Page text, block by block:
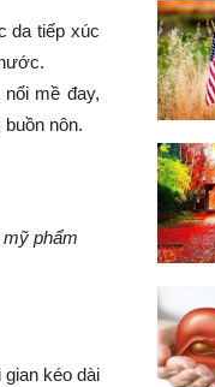
da tiếp xúc
mề đay,
nôn.
phẩm
kéo dài